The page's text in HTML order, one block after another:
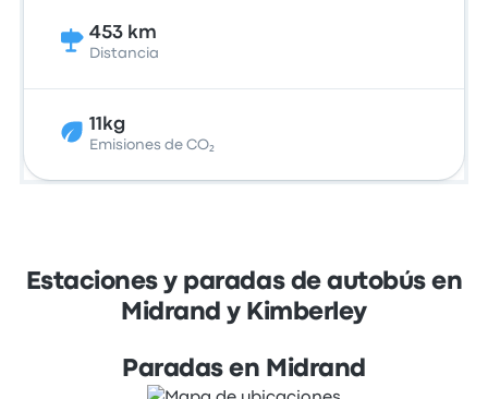
453 km
Distancia
11kg
Emisiones de CO₂
Estaciones y paradas de autobús en
Midrand y Kimberley
Paradas en Midrand